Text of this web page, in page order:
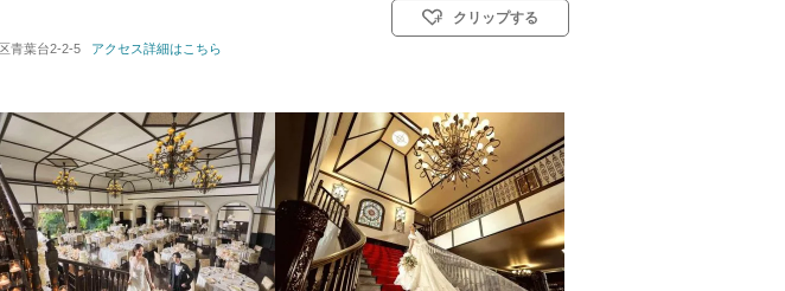
人数: 着席：20名 ～ 155名 挙式スタイル: 教会式(キリスト教式)／人前式／仏前式
青葉台2-2-5 アクセス詳細はこちら
クリップする